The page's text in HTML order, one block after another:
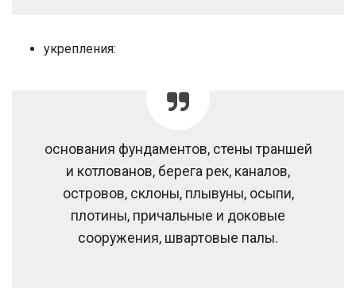
укрепления:
основания фундаментов, стены траншей
и котлованов, берега рек, каналов,
островов, склоны, плывуны, осыпи,
плотины, причальные и доковые
сооружения, швартовые палы.